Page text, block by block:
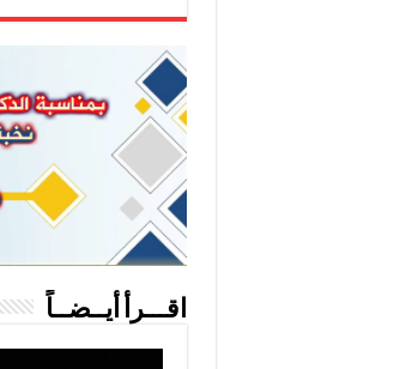
اقـــرأ أيــضــاً